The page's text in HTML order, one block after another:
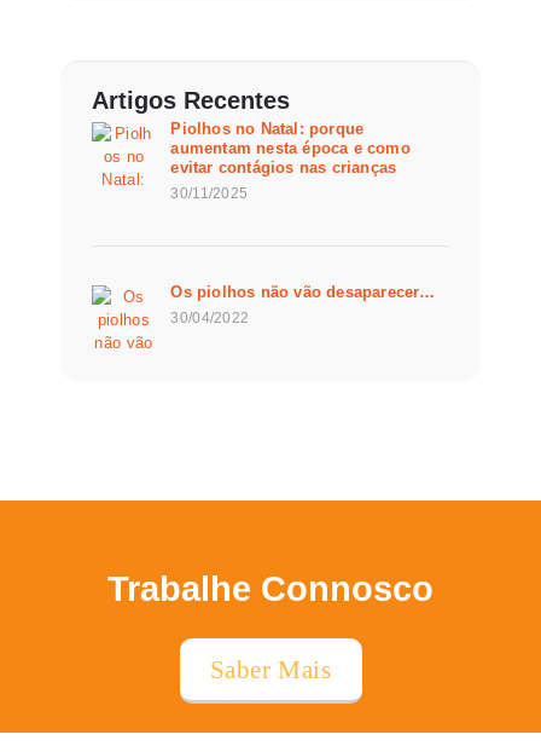
Artigos Recentes
Piolhos no Natal: porque
aumentam nesta época e como
evitar contágios nas crianças
30/11/2025
Os piolhos não vão desaparecer…
30/04/2022
Trabalhe Connosco
Saber Mais